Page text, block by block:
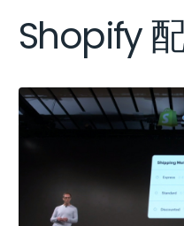
Shopify